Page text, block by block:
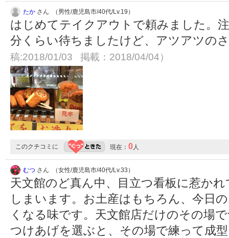
たか さん （男性/鹿児島市/40代/Lv.19）
はじめてテイクアウトで頼みました。
分くらい待ちましたけど、アツアツの
稿:2018/01/03 掲載：2018/04/04）
このクチコミに 現在： 0人
むつ さん （女性/鹿児島市/40代/Lv.33）
天文館のど真ん中、目立つ看板に惹か
しまいます。お土産はもちろん、今日
くなる味です。天文館店だけのその場
つけあげを選ぶと、その場で練って成